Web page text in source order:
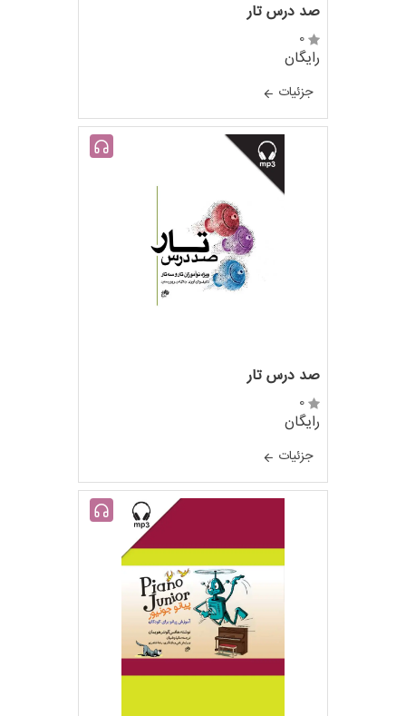
صد درس تار
0
رایگان
جزئيات
صد درس تار
0
رایگان
جزئيات